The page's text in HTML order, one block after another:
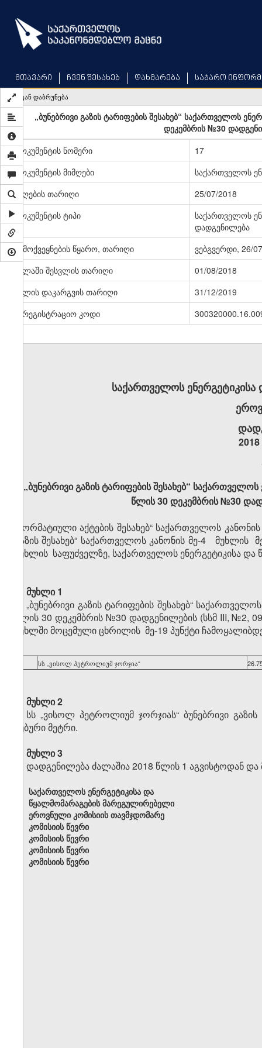
main
content
მთავარი ჩვენ შესახებ დახმარება საჯარო
უკან დაბრუნება
„ბუნებრივი გაზის ტარიფების შესახებ“ საქართველოს
დეკემბრის №30
დოკუმენტის ნომერი
17
დოკუმენტის მიმღები
საქართველოს
მიღების თარიღი
25/07/2018
დოკუმენტის ტიპი
საქართველოს
დადგენილება
გამოქვეყნების წყარო, თარიღი
ვებგვერდი, 26/
ძალაში შესვლის თარიღი
01/08/2018
ძალის დაკარგვის თარიღი
31/12/2019
სარეგისტრაციო კოდი
საქართველოს
„ბუნებრივი გაზის ტარიფების შესახებ“
წლის 30 დეკემბრის №30
„ნორმატიული აქტების შესახებ“ საქართველოს
გაზის შესახებ“ საქართველოს კანონის მე-4 მუხლის
მუხლის საფუძველზე, საქართველოს ენერგეტიკისა
მუხლი 1
„ბუნებრივი გაზის ტარიფების შესახებ“
წლის 30 დეკემბრის №30 დადგენილების (სსმ III, №2,
მუხლში მოცემული ცხრილის მე-19 პუნქტი
სს „ვისოლ პეტროლიუმ ჯორჯია“
მუხლი 2
სს „ვისოლ პეტროლიუმ ჯორჯიას“ ბუნებრივი
კუბური მეტრი.
მუხლი 3
დადგენილება ძალაშია 2018 წლის 1 აგვისტოდან
საქართველოს ენერგეტიკისა და
წყალმომარაგების მარეგულირებელი
ეროვნული კომისიის თავმჯდომარე
კომისიის წევრი
კომისიის წევრი
კომისიის წევრი
კომისიის წევრი